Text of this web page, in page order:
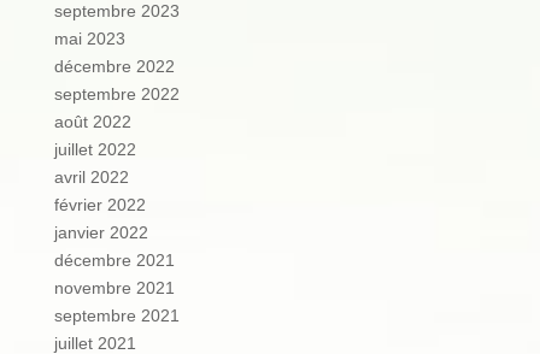
septembre 2023
mai 2023
décembre 2022
septembre 2022
août 2022
juillet 2022
avril 2022
février 2022
janvier 2022
décembre 2021
novembre 2021
septembre 2021
juillet 2021